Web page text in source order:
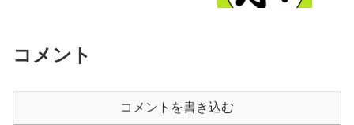
コメント
コメントを書き込む